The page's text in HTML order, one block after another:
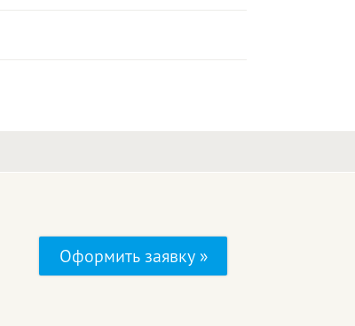
Оформить заявку »